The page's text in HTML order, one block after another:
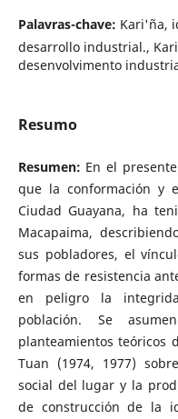
Palavras-chave: Kari'ña,
desarrollo industrial.,
desenvolvimento
Resumo
Resumen: En el
que la conformación y
Ciudad Guayana, ha
Macapaima,
sus pobladores, el
formas de resistencia
en peligro la
población. Se
planteamientos teóricos
Tuan (1974, 1977)
social del lugar y la
de construcción de la